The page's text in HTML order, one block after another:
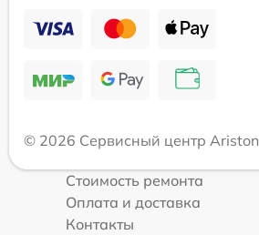
© 2026 Сервисный центр Ariston
Стоимость ремонта
Оплата и доставка
Контакты